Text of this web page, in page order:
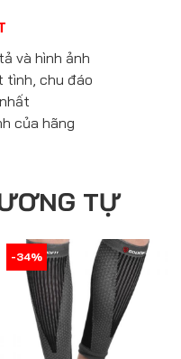
và hình ảnh
tình, chu đáo
của hãng
TỰ
-34%
-34%